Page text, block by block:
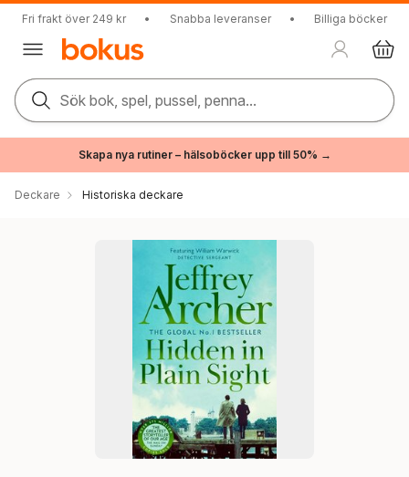
Fri frakt över 249 kr • Snabba leveranser • Billiga böcker
Sök bok, spel, pussel, penna...
Skapa nya rutiner – hälsoböcker upp till 50% →
Deckare Historiska deckare